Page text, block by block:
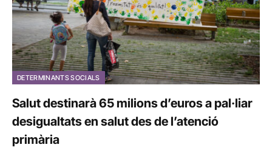
DETERMINANTS SOCIALS
Salut destinarà 65 milions d’euros a pal·liar
desigualtats en salut des de l’atenció
primària